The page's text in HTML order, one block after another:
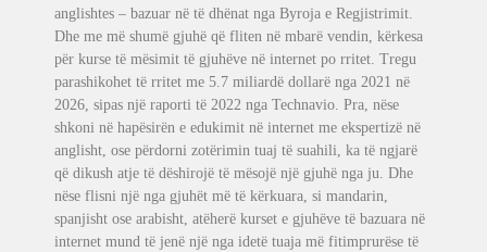
anglishtes – bazuar në të dhënat nga Byroja e Regjistrimit.
Dhe me më shumë gjuhë që fliten në mbarë vendin, kërkesa
për kurse të mësimit të gjuhëve në internet po rritet. Tregu
parashikohet të rritet me 5.7 miliardë dollarë nga 2021 në
2026, sipas një raporti të 2022 nga Technavio. Pra, nëse
shkoni në hapësirën e edukimit në internet me ekspertizë në
anglisht, ose përdorni zotërimin tuaj të suahili, ka të ngjarë
që dikush atje të dëshirojë të mësojë një gjuhë nga ju. Dhe
nëse flisni një nga gjuhët më të kërkuara, si mandarin,
spanjisht ose arabisht, atëherë kurset e gjuhëve të bazuara në
internet mund të jenë një nga idetë tuaja më fitimprurëse të